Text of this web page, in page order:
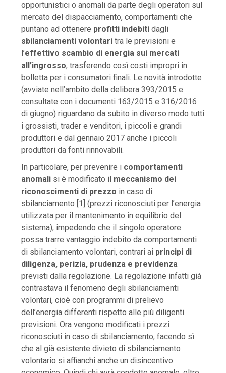
opportunistici o anomali da parte degli operatori sul
mercato del dispacciamento, comportamenti che
puntano ad ottenere profitti indebiti dagli
sbilanciamenti volontari tra le previsioni e
l’effettivo scambio di energia sui mercati
all’ingrosso, trasferendo così costi impropri in
bolletta per i consumatori finali. Le novità introdotte
(avviate nell’ambito della delibera 393/2015 e
consultate con i documenti 163/2015 e 316/2016
di giugno) riguardano da subito in diverso modo tutti
i grossisti, trader e venditori, i piccoli e grandi
produttori e dal gennaio 2017 anche i piccoli
produttori da fonti rinnovabili.
In particolare, per prevenire i comportamenti
anomali si è modificato il meccanismo dei
riconoscimenti di prezzo in caso di
sbilanciamento [1] (prezzi riconosciuti per l’energia
utilizzata per il mantenimento in equilibrio del
sistema), impedendo che il singolo operatore
possa trarre vantaggio indebito da comportamenti
di sbilanciamento volontari, contrari ai principi di
diligenza, perizia, prudenza e previdenza
previsti dalla regolazione. La regolazione infatti già
contrastava il fenomeno degli sbilanciamenti
volontari, cioè con programmi di prelievo
dell’energia differenti rispetto alle più diligenti
previsioni. Ora vengono modificati i prezzi
riconosciuti in caso di sbilanciamento, facendo sì
che al già esistente divieto di sbilanciamento
volontario si affianchi anche un disincentivo